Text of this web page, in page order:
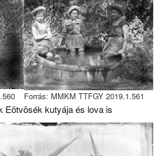
Forrás: MMKM TTFGY 2019.1.561
Eötvösék kutyája és lova is